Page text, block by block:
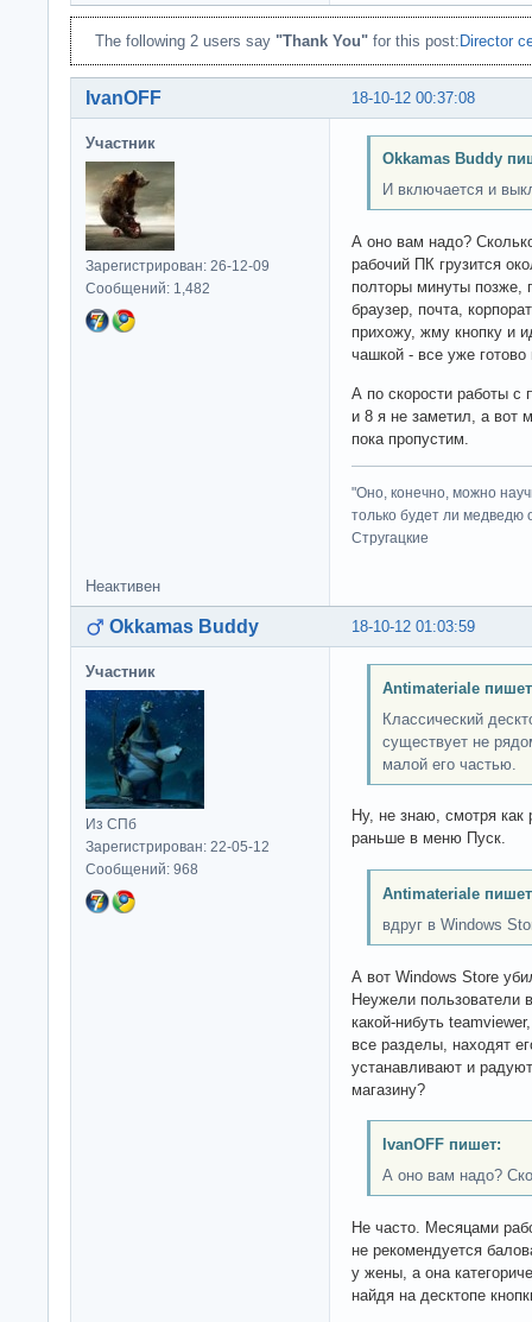
The following 2 users say "Thank You" for this post: Director
18-10-12 00:37:08
IvanOFF
Участник
Зарегистрирован: 26-12-09
Сообщений: 1,482
Okkamas Buddy
И включается и
А оно вам надо?
рабочий ПК грузится
полторы минуты позже,
браузер, почта,
прихожу, жму кнопку и
чашкой - все уже готово
А по скорости работы
и 8 я не заметил, а вот
пока пропустим.
"Оно, конечно, можно
только будет ли медведю
Стругацкие
Неактивен
18-10-12 01:03:59
Okkamas Buddy
Участник
Из СПб
Зарегистрирован: 22-05-12
Сообщений: 968
Antimateriale
Классический
существует не
малой его частью.
Ну, не знаю, смотря
раньше в меню Пуск.
Antimateriale
вдруг в Windows
А вот Windows Store
Неужели пользователи
какой-нибуть
все разделы, находят
устанавливают и
магазину?
IvanOFF пишет:
А оно вам надо?
Не часто. Месяцами
не рекомендуется
у жены, а она
найдя на десктопе